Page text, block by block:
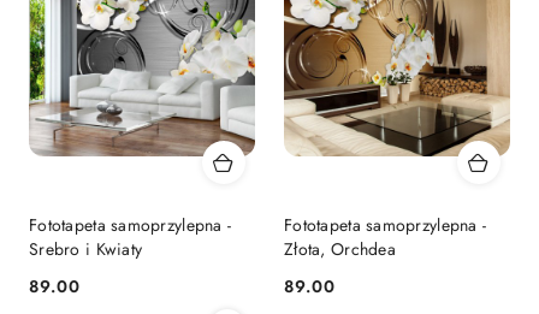
Fototapeta samoprzylepna -
Srebro i Kwiaty
Cena:
89.00
Fototapeta samoprzylepna -
Złota, Orchdea
Cena:
89.00